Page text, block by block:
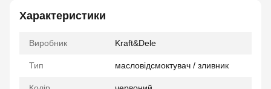
Характеристики
Виробник Kraft&Dele
Тип масловідсмоктувач / зливник